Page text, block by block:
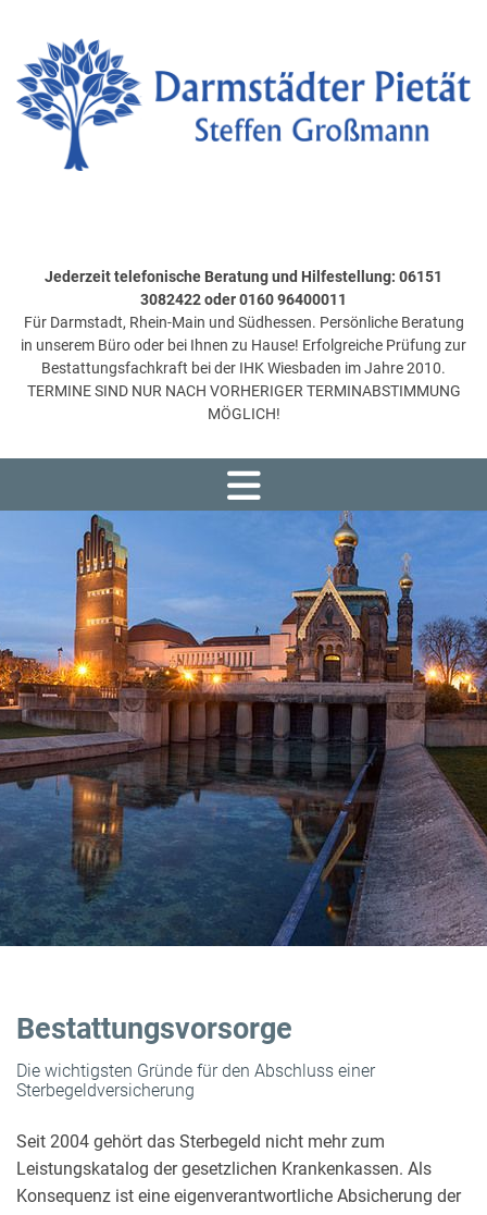
Jederzeit telefonische Beratung und Hilfestellung: 06151
3082422 oder 0160 96400011
Für Darmstadt, Rhein-Main und Südhessen. Persönliche Beratung
in unserem Büro oder bei Ihnen zu Hause! Erfolgreiche Prüfung zur
Bestattungsfachkraft bei der IHK Wiesbaden im Jahre 2010.
TERMINE SIND NUR NACH VORHERIGER TERMINABSTIMMUNG
MÖGLICH!
Bestattungsvorsorge
Die wichtigsten Gründe für den Abschluss einer
Sterbegeldversicherung
Seit 2004 gehört das Sterbegeld nicht mehr zum
Leistungskatalog der gesetzlichen Krankenkassen. Als
Konsequenz ist eine eigenverantwortliche Absicherung der